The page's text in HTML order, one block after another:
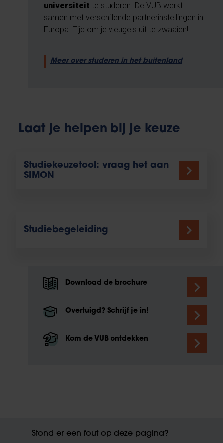
universiteit te studeren. De VUB werkt
samen met verschillende partnerinstellingen in
Europa. Tijd om je vleugels uit te zwaaien!
Meer over studeren in het buitenland
Laat je helpen bij je keuze
Studiekeuzetool: vraag het aan
SIMON
Studiebegeleiding
Download de brochure
Overtuigd? Schrijf je in!
Kom de VUB ontdekken
Stond er een fout op deze pagina?